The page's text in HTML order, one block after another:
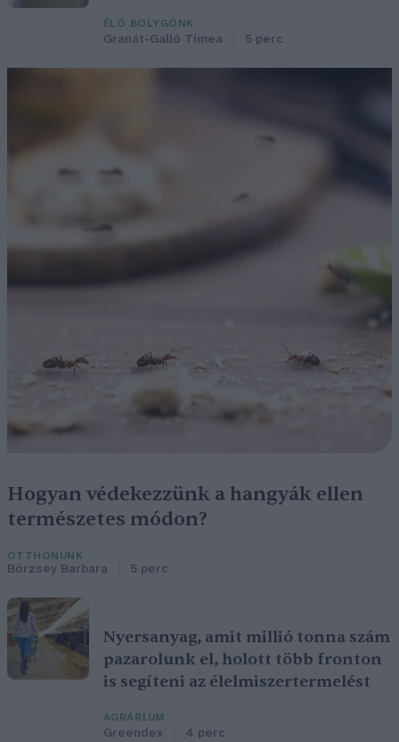
ÉLŐ BOLYGÓNK
Granát-Galló Tímea 5 perc
Hogyan védekezzünk a hangyák ellen
természetes módon?
OTTHONUNK
Börzsey Barbara 5 perc
Nyersanyag, amit millió tonna szám
pazarolunk el, holott több fronton
is segíteni az élelmiszertermelést
AGRÁRIUM
Greendex 4 perc